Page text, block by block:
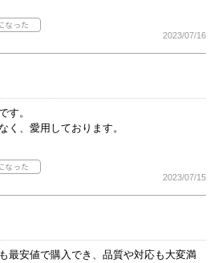
2023/07/16
す。
く、愛用しております。
2023/07/15
最安値で購入でき、品質や対応も大変満